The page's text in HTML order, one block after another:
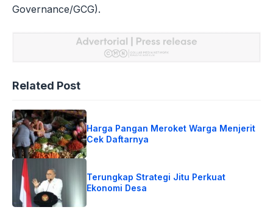
Governance/GCG).
Related Post
Harga Pangan Meroket Warga Menjerit
Cek Daftarnya
Terungkap Strategi Jitu Perkuat
Ekonomi Desa